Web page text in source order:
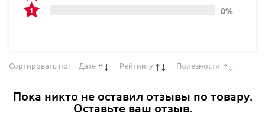
0%
Сортировать по: Дате Рейтингу Полезности
Пока никто не оставил отзывы по товару.
Оставьте ваш отзыв.